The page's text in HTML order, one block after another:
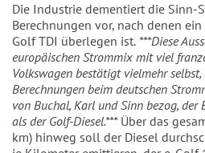
Die Industrie dementiert die Sinn-
Berechnungen vor, nach denen
Golf TDI überlegen ist. ***Diese
europäischen Strommix mit viel
Volkswagen bestätigt vielmehr selbst,
Berechnungen beim deutschen
von Buchal, Karl und Sinn bezog,
als der Golf-Diesel.***Über das
km) hinweg soll der Diesel